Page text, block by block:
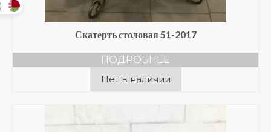
Скатерть столовая 51-2017
ПОДРОБНЕЕ
Нет в наличии